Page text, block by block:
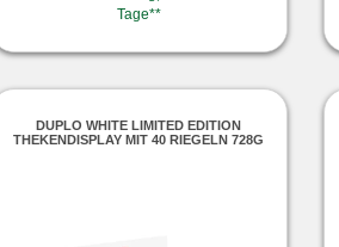
Tage**
DUPLO WHITE LIMITED EDITION
THEKENDISPLAY MIT 40 RIEGELN 728G